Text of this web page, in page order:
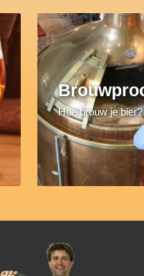
Hoe brouw je bier?